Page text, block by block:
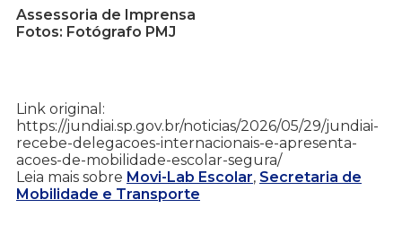
Assessoria de Imprensa
Fotos: Fotógrafo PMJ
Link original:
https://jundiai.sp.gov.br/noticias/2026/05/29/jundiai-
recebe-delegacoes-internacionais-e-apresenta-
acoes-de-mobilidade-escolar-segura/
Leia mais sobre Movi-Lab Escolar, Secretaria de
Mobilidade e Transporte